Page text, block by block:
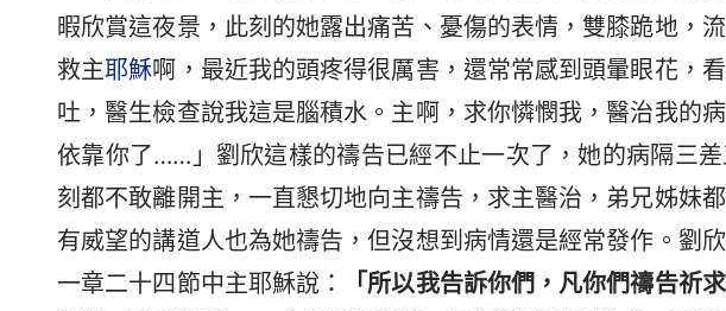
暇欣賞這夜景，此刻的她露出痛苦、憂傷的表情，雙膝跪地，
救主耶穌啊，最近我的頭疼得很厲害，還常常感到頭暈眼花，
吐，醫生檢查說我這是腦積水。主啊，求你憐憫我，醫治我的
依靠你了……」劉欣這樣的禱告已經不止一次了，她的病隔三
刻都不敢離開主，一直懇切地向主禱告，求主醫治，弟兄姊妹
有威望的講道人也為她禱告，但沒想到病情還是經常發作。劉
一章二十四節中主耶穌說：
「所以我告訴你們，凡你們禱告祈